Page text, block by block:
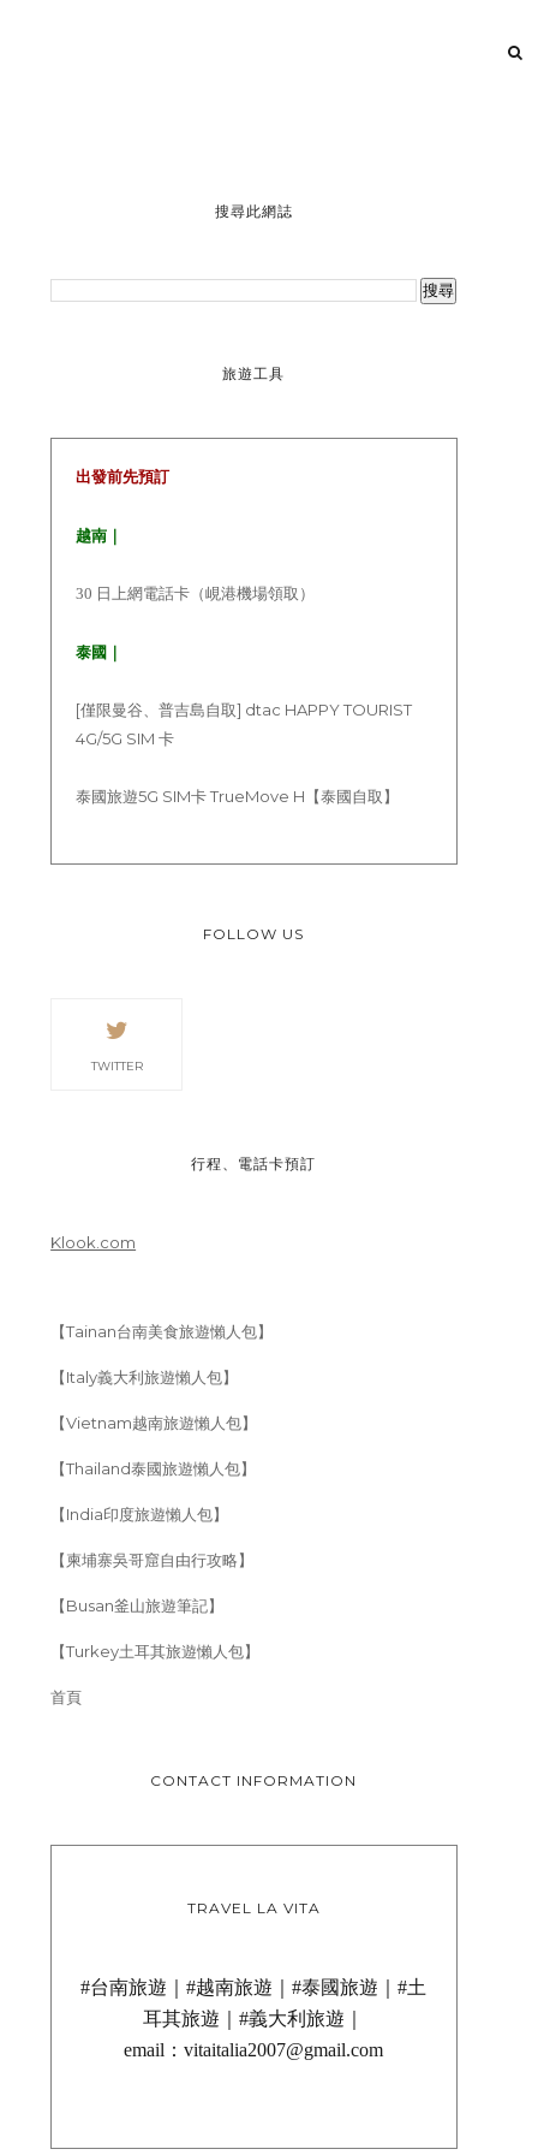
搜尋此網誌
旅遊工具
出發前先預訂
越南｜
30 日上網電話卡（峴港機場領取）
泰國｜
[僅限曼谷、普吉島自取] dtac HAPPY TOURIST
4G/5G SIM 卡
泰國旅遊5G SIM卡 TrueMove H【泰國自取】
FOLLOW US
TWITTER
行程、電話卡預訂
Klook.com
【Tainan台南美食旅遊懶人包】
【Italy義大利旅遊懶人包】
【Vietnam越南旅遊懶人包】
【Thailand泰國旅遊懶人包】
【India印度旅遊懶人包】
【柬埔寨吳哥窟自由行攻略】
【Busan釜山旅遊筆記】
【Turkey土耳其旅遊懶人包】
首頁
CONTACT INFORMATION
TRAVEL LA VITA
#台南旅遊｜#越南旅遊｜#泰國旅遊｜#土
耳其旅遊｜#義大利旅遊｜
email：vitaitalia2007@gmail.com